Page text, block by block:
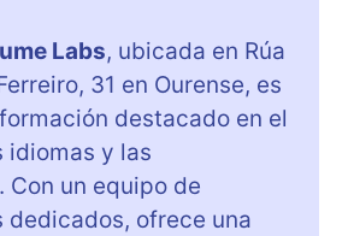
Labs, ubicada en Rúa
31 en Ourense, es
destacado en el
idiomas y las
Con un equipo de
dedicados, ofrece una